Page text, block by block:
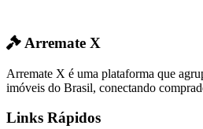
Arremate X
Arremate X é uma plataforma que
imóveis do Brasil, conectando
Links Rápidos